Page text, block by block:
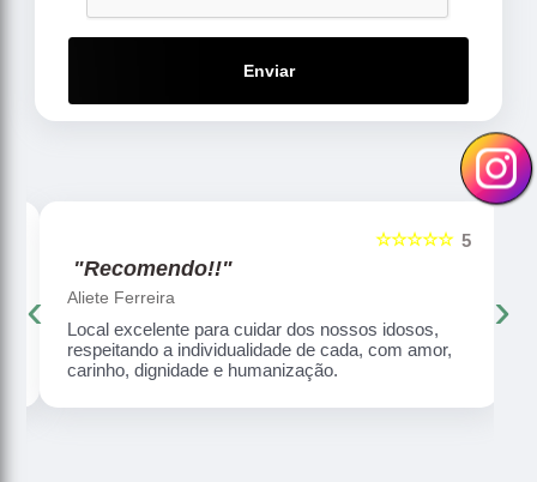
Enviar
5
☆☆☆☆☆
"Recomendo!!"
Aliete Ferreira
Local excelente para cuidar dos nossos idosos,
respeitando a individualidade de cada, com amor,
carinho, dignidade e humanização.
‹ ›